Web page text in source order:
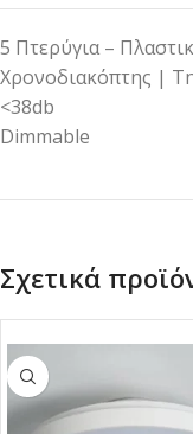
5 Πτερύγια –
Χρονοδιακόπτης |
<38db
Dimmable
Σχετικά